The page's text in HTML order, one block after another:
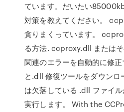
ています。だいたい
対策を教えてください。
貪りまくっています。
る方法. ccproxy.dll または
関連のエラーを自動的に修
と.dll 修復ツールをダウンロ
は欠落している .dll ファイ
実行します。 With the